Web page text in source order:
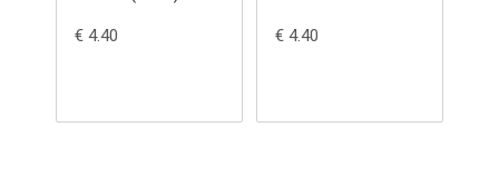
€ 4.40
basilicum
€ 4.40